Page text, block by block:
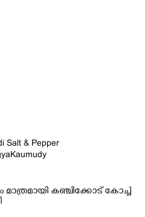
മാത്രമായി കഞ്ചിക്കോട് കോച്ച്